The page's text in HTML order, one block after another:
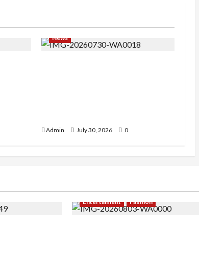
News
Admin July 30, 2026 0
Entertaiment Fashion